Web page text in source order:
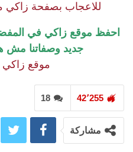
للاعجاب بصفحة زاكي
احفظ موقع زاكي في
جديد وصفاتنا مش
موقع
18 42٬255
مشاركة